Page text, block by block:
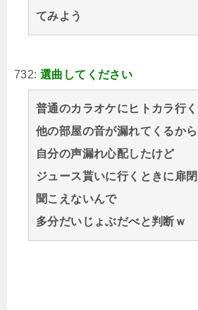
てみよう
732: 選曲してください
普通のカラオケにヒトカラ行
他の部屋の音が漏れてくるから
自分の声漏れ心配したけど
ジュース貰いに行くときに扉
聞こえないんで
多分だいじょぶだべと判断ｗ